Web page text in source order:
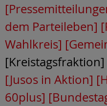
dem Parteileben]
Wahlkreis]
[Kreistagsfraktion]
[Jusos in Aktion]
60plus]